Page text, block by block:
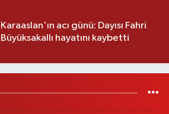
Karaaslan'ın acı günü: Dayısı Fahri
Büyüksakallı hayatını kaybetti